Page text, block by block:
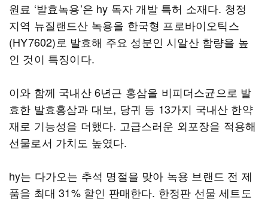
원료 ‘발효녹용’은 hy 독자 개발 특허 소재다. 청정
지역 뉴질랜드산 녹용을 한국형 프로바이오틱스
(HY7602)로 발효해 주요 성분인 시알산 함량을 높
인 것이 특징이다.
이와 함께 국내산 6년근 홍삼을 비피더스균으로 발
효한 발효홍삼과 대보, 당귀 등 13가지 국내산 한약
재로 기능성을 더했다. 고급스러운 외포장을 적용해
선물로서 가치도 높였다.
hy는 다가오는 추석 명절을 맞아 녹용 브랜드 전 제
품을 최대 31% 할인 판매한다. 한정판 선물 세트도